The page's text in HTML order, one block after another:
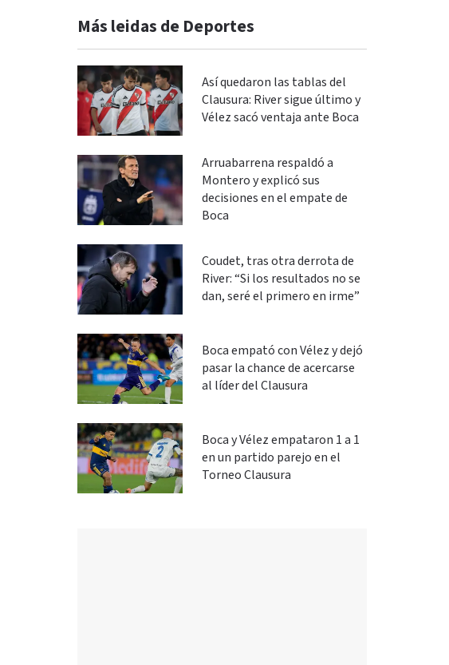
Más leidas de Deportes
Así quedaron las tablas del
Clausura: River sigue último y
Vélez sacó ventaja ante Boca
Arruabarrena respaldó a
Montero y explicó sus
decisiones en el empate de
Boca
Coudet, tras otra derrota de
River: “Si los resultados no se
dan, seré el primero en irme”
Boca empató con Vélez y dejó
pasar la chance de acercarse
al líder del Clausura
Boca y Vélez empataron 1 a 1
en un partido parejo en el
Torneo Clausura